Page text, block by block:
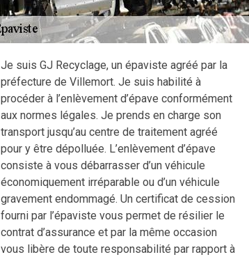
Je suis GJ Recyclage, un épaviste agréé par la
préfecture de Villemort. Je suis habilité à
procéder à l’enlèvement d’épave conformément
aux normes légales. Je prends en charge son
transport jusqu’au centre de traitement agréé
pour y être dépolluée. L’enlèvement d’épave
consiste à vous débarrasser d’un véhicule
économiquement irréparable ou d’un véhicule
gravement endommagé. Un certificat de cession
fourni par l’épaviste vous permet de résilier le
contrat d’assurance et par la même occasion
vous libère de toute responsabilité par rapport à